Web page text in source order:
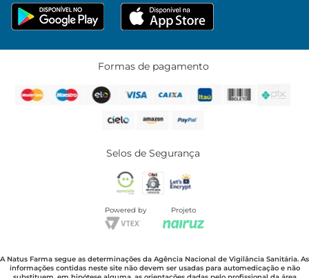
Formas de pagamento
Selos de Segurança
Powered by Projeto
A Natus Farma segue as determinações da Agência Nacional de Vigilância Sanitária. As
informações contidas neste site não devem ser usadas para automedicação e não